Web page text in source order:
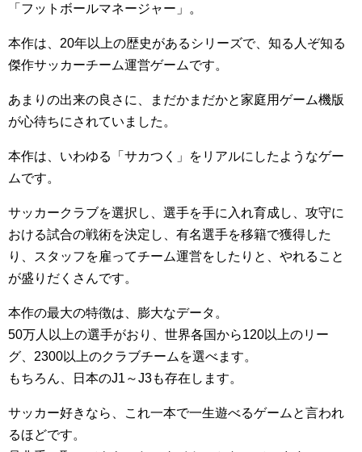
「フットボールマネージャー」。
本作は、20年以上の歴史があるシリーズで、知る人ぞ知る
傑作サッカーチーム運営ゲームです。
あまりの出来の良さに、まだかまだかと家庭用ゲーム機版
が心待ちにされていました。
本作は、いわゆる「サカつく」をリアルにしたようなゲー
ムです。
サッカークラブを選択し、選手を手に入れ育成し、攻守に
おける試合の戦術を決定し、有名選手を移籍で獲得した
り、スタッフを雇ってチーム運営をしたりと、やれること
が盛りだくさんです。
本作の最大の特徴は、膨大なデータ。
50万人以上の選手がおり、世界各国から120以上のリー
グ、2300以上のクラブチームを選べます。
もちろん、日本のJ1～J3も存在します。
サッカー好きなら、これ一本で一生遊べるゲームと言われ
るほどです。